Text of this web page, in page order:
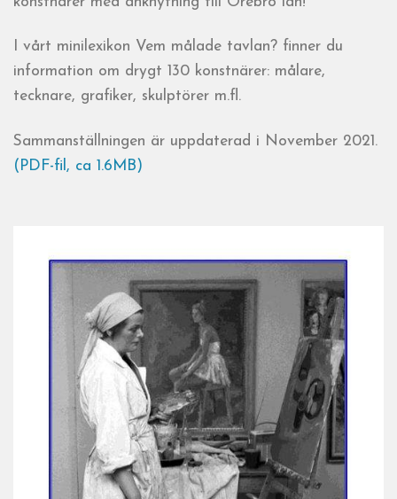
I vårt minilexikon Vem målade tavlan? finner du
information om drygt 130 konstnärer: målare,
tecknare, grafiker, skulptörer m.fl.
Sammanställningen är uppdaterad i November 2021.
(PDF-fil, ca 1.6MB)